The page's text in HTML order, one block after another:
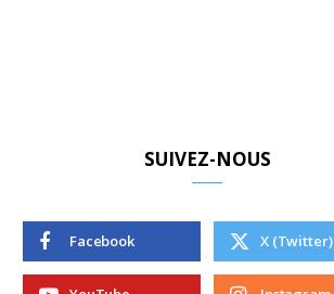
SUIVEZ-NOUS
Facebook X (Twitter)